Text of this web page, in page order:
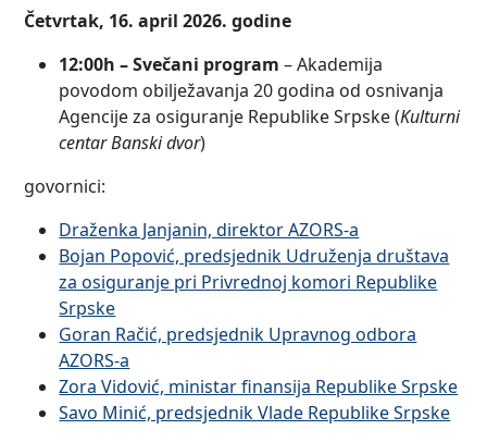
Četvrtak, 16. april 2026. godine
12:00h – Svečani program – Akademija
povodom obilježavanja 20 godina od osnivanja
Agencije za osiguranje Republike Srpske (Kulturni
centar Banski dvor)
govornici:
Draženka Janjanin, direktor AZORS-a
Bojan Popović, predsjednik Udruženja društava
za osiguranje pri Privrednoj komori Republike
Srpske
Goran Račić, predsjednik Upravnog odbora
AZORS-a
Zora Vidović, ministar finansija Republike Srpske
Savo Minić, predsjednik Vlade Republike Srpske